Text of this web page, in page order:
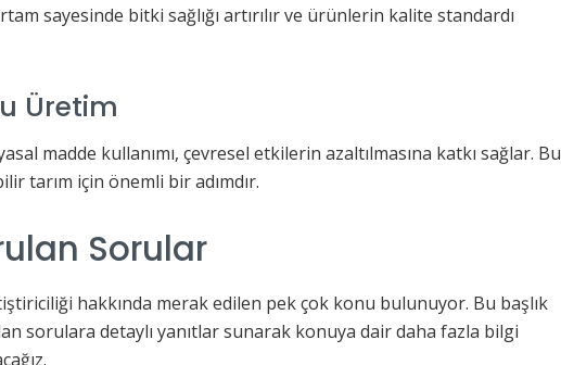
sayesinde bitki sağlığı artırılır ve ürünlerin kalite standardı
Üretim
madde kullanımı, çevresel etkilerin azaltılmasına katkı sağlar. Bu
tarım için önemli bir adımdır.
Sorular
hakkında merak edilen pek çok konu bulunuyor. Bu başlık
sorulara detaylı yanıtlar sunarak konuya dair daha fazla bilgi